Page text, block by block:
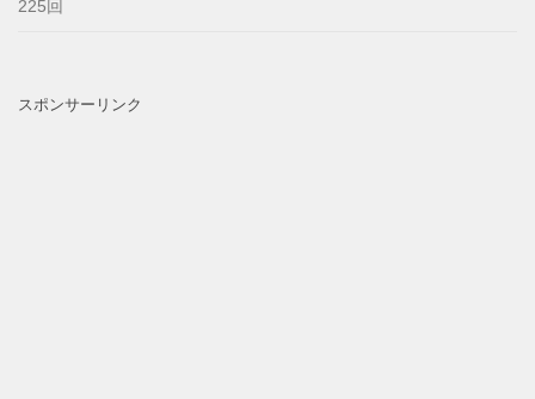
225回
スポンサーリンク